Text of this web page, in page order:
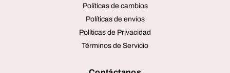
Políticas de cambios
Políticas de envíos
Políticas de Privacidad
Términos de Servicio